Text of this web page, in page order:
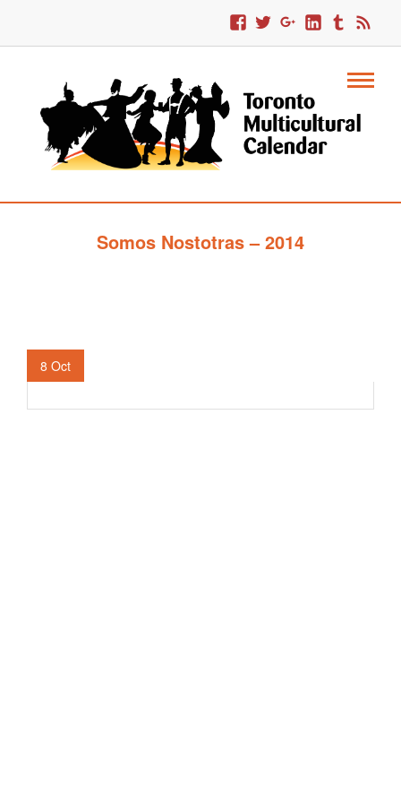
Somos Nostotras – 2014
8 Oct